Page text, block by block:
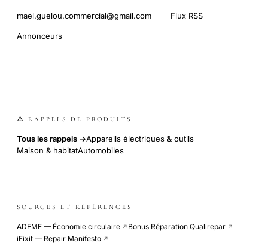
mael.guelou.commercial@gmail.com
Annonceurs
Flux RSS
⚠️ RAPPELS DE PRODUITS
Tous les rappels →Appareils électriques & outils
Maison & habitatAutomobiles
SOURCES ET RÉFÉRENCES
ADEME — Économie circulaire ↗ Bonus Réparation Qualirepar ↗
iFixit — Repair Manifesto ↗